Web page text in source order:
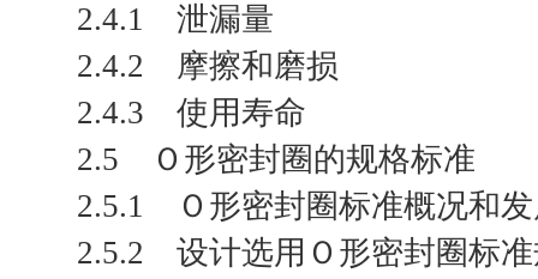
2.4.1 泄漏量
2.4.2 摩擦和磨损
2.4.3 使用寿命
2.5 Ｏ形密封圈的规格标准
2.5.1 Ｏ形密封圈标准概况和
2.5.2 设计选用Ｏ形密封圈标